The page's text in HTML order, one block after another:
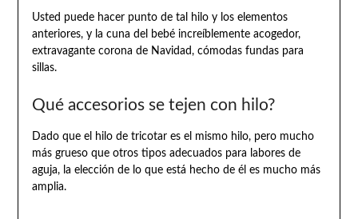
Usted puede hacer punto de tal hilo y los elementos
anteriores, y la cuna del bebé increíblemente acogedor,
extravagante corona de Navidad, cómodas fundas para
sillas.
Qué accesorios se tejen con hilo?
Dado que el hilo de tricotar es el mismo hilo, pero mucho
más grueso que otros tipos adecuados para labores de
aguja, la elección de lo que está hecho de él es mucho más
amplia.